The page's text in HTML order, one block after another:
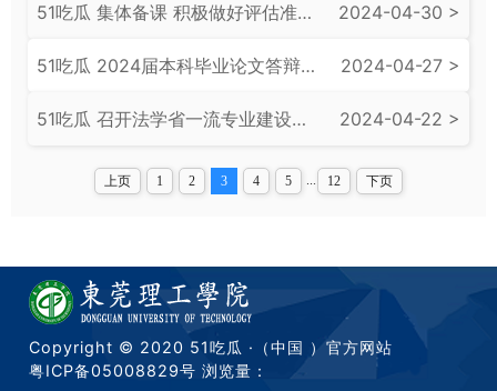
51吃瓜 集体备课 积极做好评估准备工作 2024-04-30 >
51吃瓜 2024届本科毕业论文答辩顺利完成 2024-04-27 >
51吃瓜 召开法学省一流专业建设促进会 2024-04-22 >
上页 1 2 3 4 5 12 下页
Copyright © 2020 51吃瓜 ·（中国 ）官方网站
粤ICP备05008829号 浏览量：